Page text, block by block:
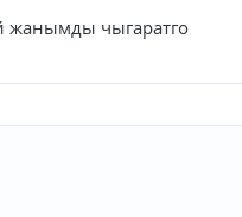
жанымды чыгаратго